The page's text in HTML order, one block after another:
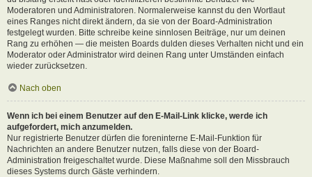
Moderatoren und Administratoren. Normalerweise kannst du den Wortlaut
eines Ranges nicht direkt ändern, da sie von der Board-Administration
festgelegt wurden. Bitte schreibe keine sinnlosen Beiträge, nur um deinen
Rang zu erhöhen — die meisten Boards dulden dieses Verhalten nicht und ein
Moderator oder Administrator wird deinen Rang unter Umständen einfach
wieder zurücksetzen.
Nach oben
Wenn ich bei einem Benutzer auf den E-Mail-Link klicke, werde ich
aufgefordert, mich anzumelden.
Nur registrierte Benutzer dürfen die foreninterne E-Mail-Funktion für
Nachrichten an andere Benutzer nutzen, falls diese von der Board-
Administration freigeschaltet wurde. Diese Maßnahme soll den Missbrauch
dieses Systems durch Gäste verhindern.